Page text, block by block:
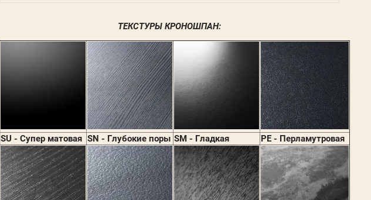
ТЕКСТУРЫ КРОНОШПАН:
SU - Супер матовая SN - Глубокие поры SM - Гладкая PE - Перламутровая